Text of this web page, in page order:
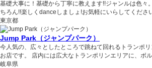
基礎大事に！基礎から丁寧に教えます!!ジャンルは色々
ちろん!!楽しくdanceしましょ!お気軽にいらしてくださ
東京都
Jump Park（ジャンプパーク）
今人気の、広々としたところで跳ねて回れるトランポ
お店です。 店内には広大なトランポリンエリアに、ボ
岐阜県